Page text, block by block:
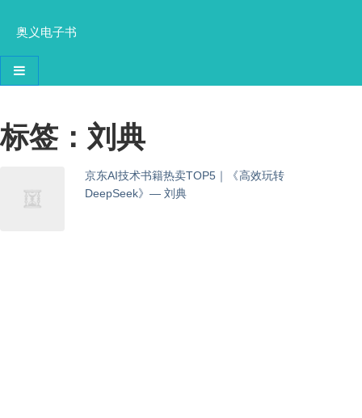
奥义电子书
导航切换
标签：刘典
京东AI技术书籍热卖TOP5｜《高效玩转
DeepSeek》— 刘典